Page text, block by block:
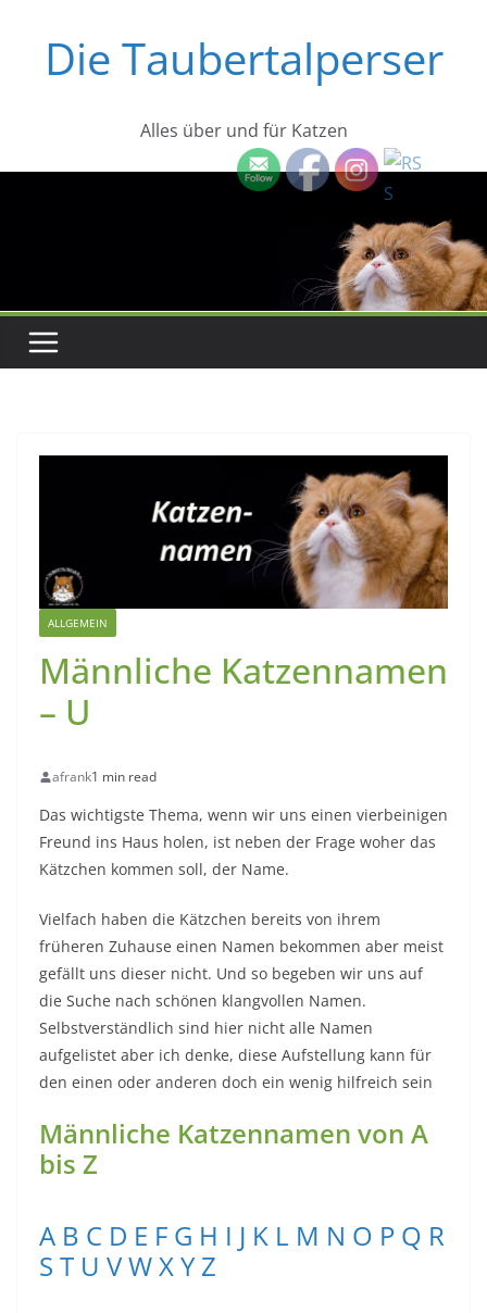
springenDie Taubertalperser
Alles über und für Katzen
ALLGEMEIN
Männliche Katzennamen
– U
afrank1 min read
Das wichtigste Thema, wenn wir uns einen vierbeinigen
Freund ins Haus holen, ist neben der Frage woher das
Kätzchen kommen soll, der Name.
Vielfach haben die Kätzchen bereits von ihrem
früheren Zuhause einen Namen bekommen aber meist
gefällt uns dieser nicht. Und so begeben wir uns auf
die Suche nach schönen klangvollen Namen.
Selbstverständlich sind hier nicht alle Namen
aufgelistet aber ich denke, diese Aufstellung kann für
den einen oder anderen doch ein wenig hilfreich sein
Männliche Katzennamen von A
bis Z
A B C D E F G H I J K L M N O P Q R
S T U VWXY Z